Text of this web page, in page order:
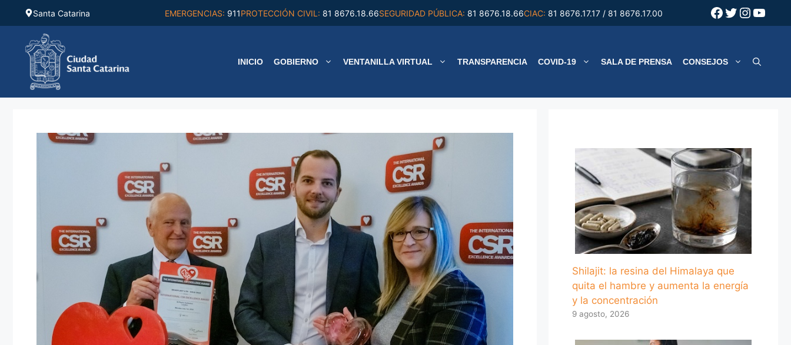
Saltar
contenido
Santa Catarina EMERGENCIAS: 911PROTECCIÓN CIVIL: 81 8676.18.66SEGURIDAD PÚBLICA: 81 8676.18.66CIAC: 81 8676.17.17 / 81 8676.17.00 Facebook
Twitter
INICIO GOBIERNO VENTANILLA VIRTUAL TRANSPARENCIA COVID-19 SALA DE PRENSA CONSEJOS
Shilajit: la resina del Himalaya que
quita el hambre y aumenta la energía
y la concentración
9 agosto, 2026